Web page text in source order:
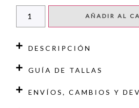
AÑADIR AL
DESCRIPCIÓN
GUÍA DE TALLAS
ENVÍOS, CAMBIOS Y